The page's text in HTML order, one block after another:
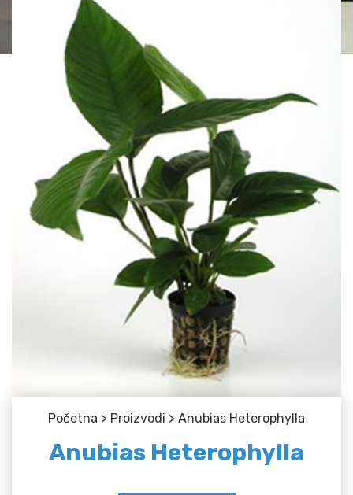
Početna > Proizvodi > Anubias Heterophylla
Anubias Heterophylla